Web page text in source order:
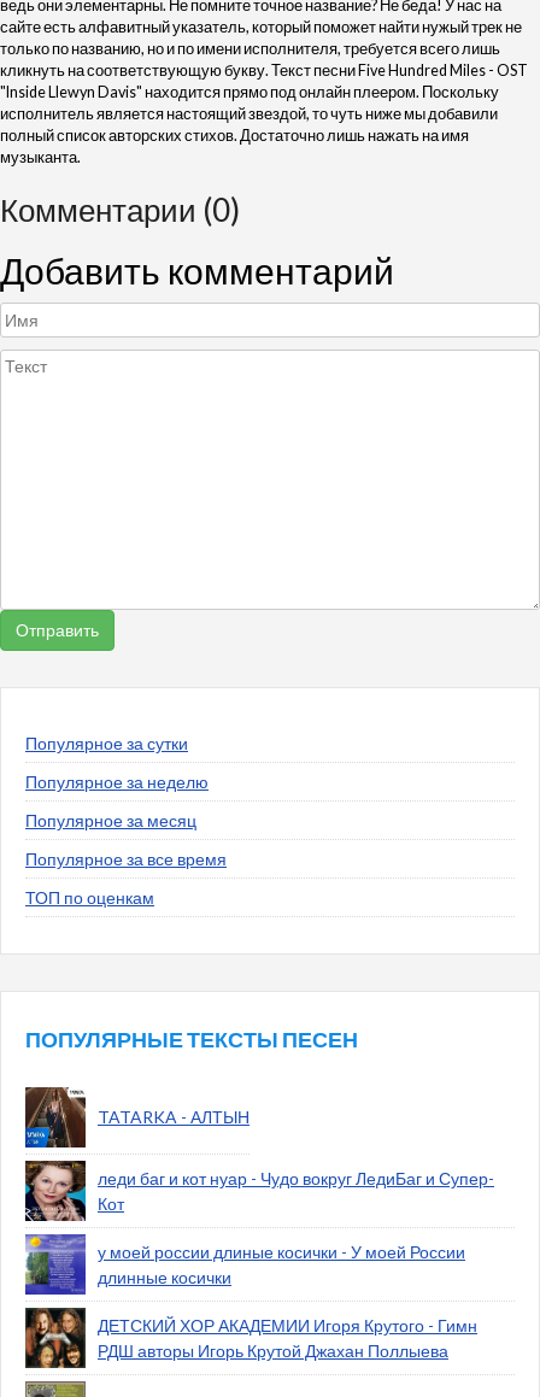
ведь они элементарны. Не помните точное название? Не беда! У нас на
сайте есть алфавитный указатель, который поможет найти нужый трек не
только по названию, но и по имени исполнителя, требуется всего лишь
кликнуть на соответствующую букву. Текст песни Five Hundred Miles - OST
"Inside Llewyn Davis" находится прямо под онлайн плеером. Поскольку
исполнитель является настоящий звездой, то чуть ниже мы добавили
полный список авторских стихов. Достаточно лишь нажать на имя
музыканта.
Комментарии (0)
Добавить комментарий
Популярное за сутки
Популярное за неделю
Популярное за месяц
Популярное за все время
ТОП по оценкам
ПОПУЛЯРНЫЕ ТЕКСТЫ ПЕСЕН
TATARKA - АЛТЫН
леди баг и кот нуар - Чудо вокруг ЛедиБаг и Супер-
Кот
у моей россии длиные косички - У моей России
длинные косички
ДЕТСКИЙ ХОР АКАДЕМИИ Игоря Крутого - Гимн
РДШ авторы Игорь Крутой Джахан Поллыева